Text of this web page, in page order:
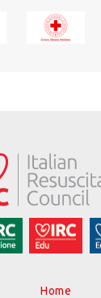
Home